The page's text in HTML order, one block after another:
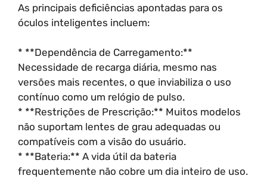
As principais deficiências apontadas para os
óculos inteligentes incluem:
* **Dependência de Carregamento:**
Necessidade de recarga diária, mesmo nas
versões mais recentes, o que inviabiliza o uso
contínuo como um relógio de pulso.
* **Restrições de Prescrição:** Muitos modelos
não suportam lentes de grau adequadas ou
compatíveis com a visão do usuário.
* **Bateria:** A vida útil da bateria
frequentemente não cobre um dia inteiro de uso.